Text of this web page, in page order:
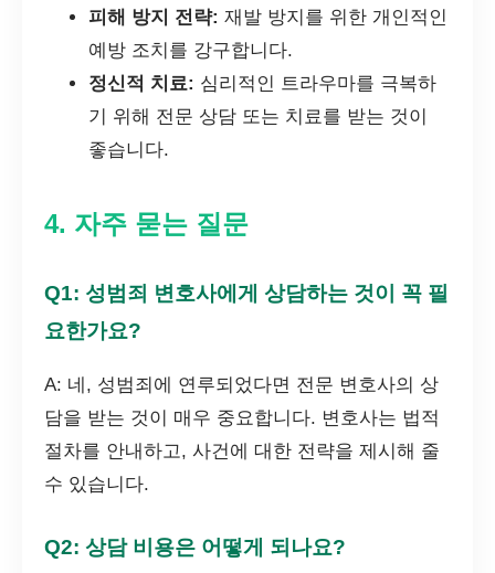
피해 방지 전략: 재발 방지를 위한 개인적인
예방 조치를 강구합니다.
정신적 치료: 심리적인 트라우마를 극복하
기 위해 전문 상담 또는 치료를 받는 것이
좋습니다.
4. 자주 묻는 질문
Q1: 성범죄 변호사에게 상담하는 것이 꼭 필
요한가요?
A: 네, 성범죄에 연루되었다면 전문 변호사의 상
담을 받는 것이 매우 중요합니다. 변호사는 법적
절차를 안내하고, 사건에 대한 전략을 제시해 줄
수 있습니다.
Q2: 상담 비용은 어떻게 되나요?